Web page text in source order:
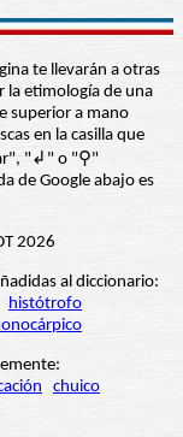
te llevarán a otras
la etimología de una
superior a mano
en la casilla que
"↲" o "⚲"
de Google abajo es
2026
al diccionario:
histótrofo
chuico